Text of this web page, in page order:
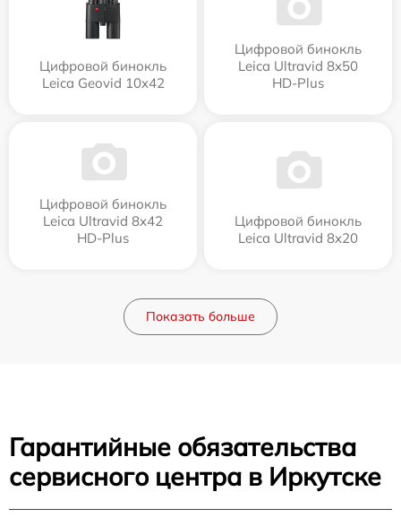
Цифровой бинокль
Leica Geovid 10x42
Цифровой бинокль
Leica Ultravid 8x50
HD-Plus
Цифровой бинокль
Leica Ultravid 8x42
HD-Plus
Цифровой бинокль
Leica Ultravid 8x20
Показать больше
Гарантийные обязательства
сервисного центра в Иркутске